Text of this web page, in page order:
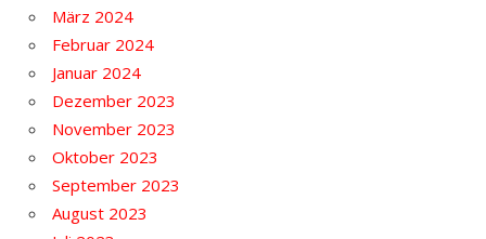
März 2024
Februar 2024
Januar 2024
Dezember 2023
November 2023
Oktober 2023
September 2023
August 2023